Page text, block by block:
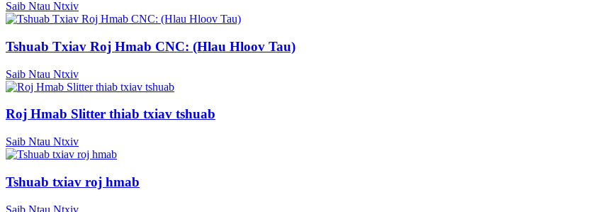
Saib Ntau Ntxiv
Tshuab Txiav Roj Hmab CNC: (Hlau Hloov Tau)
Saib Ntau Ntxiv
Roj Hmab Slitter thiab txiav tshuab
Saib Ntau Ntxiv
Tshuab txiav roj hmab
Saib Ntau Ntxiv